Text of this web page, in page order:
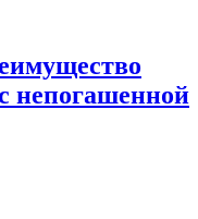
непогашенной